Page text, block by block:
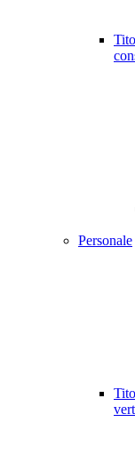
Personale